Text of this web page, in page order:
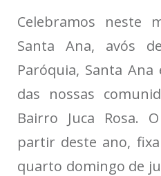
Celebramos neste
Santa Ana, avós
Paróquia, Santa
das nossas
Bairro Juca Rosa.
partir deste ano,
quarto domingo de